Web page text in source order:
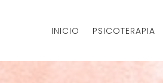
INICIO PSICOTERAPIA